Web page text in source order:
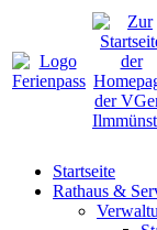
Startseite
Rathaus &